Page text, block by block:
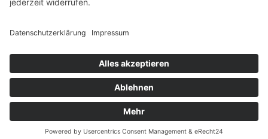
Inhalt zur Liste der verwendeten Technologien
Platform&eRecht24
© 2026 stegu Druckcenter GmbH. made bywebfriends GmbH